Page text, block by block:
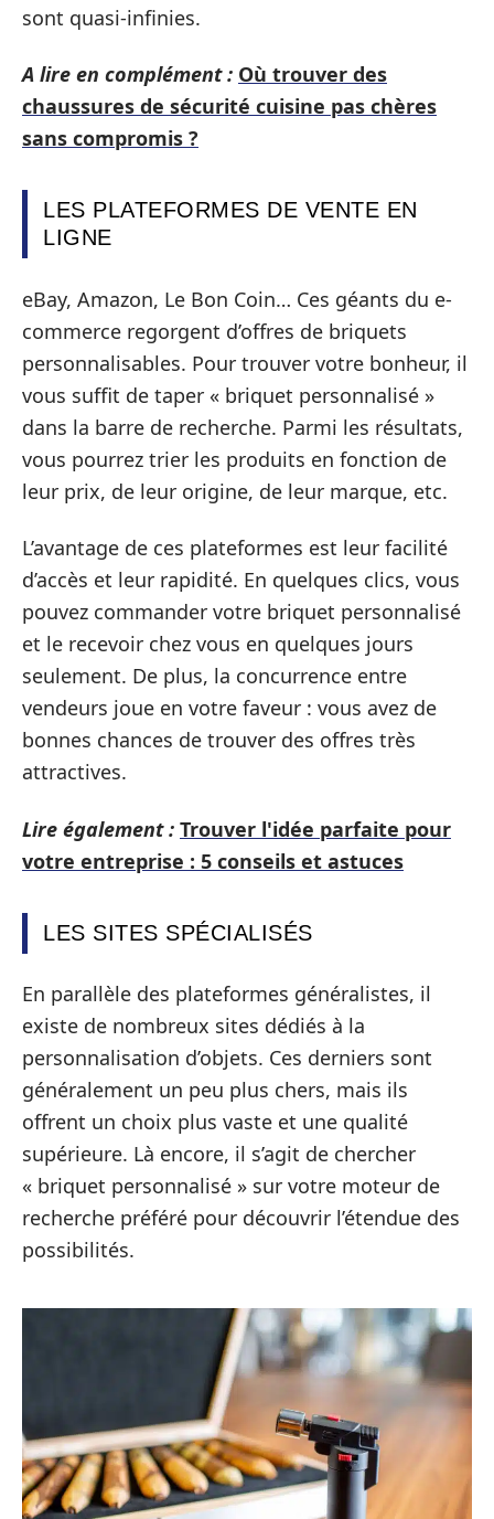
sont quasi-infinies.
A lire en complément : Où trouver des
chaussures de sécurité cuisine pas chères
sans compromis ?
LES PLATEFORMES DE VENTE EN
LIGNE
eBay, Amazon, Le Bon Coin… Ces géants du e-
commerce regorgent d’offres de briquets
personnalisables. Pour trouver votre bonheur, il
vous suffit de taper « briquet personnalisé »
dans la barre de recherche. Parmi les résultats,
vous pourrez trier les produits en fonction de
leur prix, de leur origine, de leur marque, etc.
L’avantage de ces plateformes est leur facilité
d’accès et leur rapidité. En quelques clics, vous
pouvez commander votre briquet personnalisé
et le recevoir chez vous en quelques jours
seulement. De plus, la concurrence entre
vendeurs joue en votre faveur : vous avez de
bonnes chances de trouver des offres très
attractives.
Lire également : Trouver l'idée parfaite pour
votre entreprise : 5 conseils et astuces
LES SITES SPÉCIALISÉS
En parallèle des plateformes généralistes, il
existe de nombreux sites dédiés à la
personnalisation d’objets. Ces derniers sont
généralement un peu plus chers, mais ils
offrent un choix plus vaste et une qualité
supérieure. Là encore, il s’agit de chercher
« briquet personnalisé » sur votre moteur de
recherche préféré pour découvrir l’étendue des
possibilités.